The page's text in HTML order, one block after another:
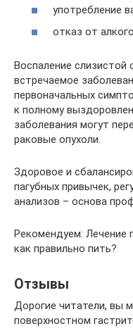
употребление
отказ от
Воспаление
встречаемое
первоначальных
к полному
заболевания могут
раковые опухоли.
Здоровое и
пагубных привычек,
анализов – основа
Рекомендуем: Лечение
как правильно пить?
Отзывы
Дорогие читатели, вы
поверхностном